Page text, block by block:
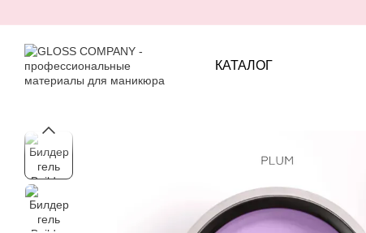
КАТАЛОГ